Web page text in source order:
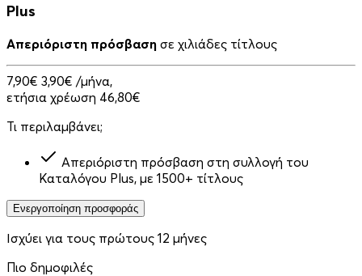
Plus
Απεριόριστη πρόσβαση σε χιλιάδες τίτλους
7,90€ 3,90€ /μήνα,
ετήσια χρέωση 46,80€
Τι περιλαμβάνει;
Απεριόριστη πρόσβαση στη συλλογή του
Καταλόγου Plus, με 1500+ τίτλους
Ενεργοποίηση προσφοράς
Ισχύει για τους πρώτους 12 μήνες
Πιο δημοφιλές